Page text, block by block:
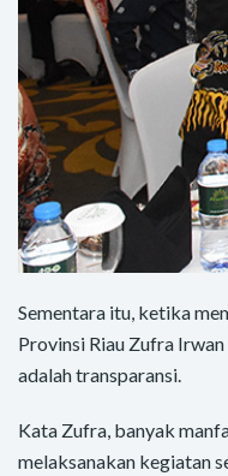
Sementara itu, ketika
Provinsi Riau Zufra
adalah transparansi.
Kata Zufra, banyak
melaksanakan kegiatan